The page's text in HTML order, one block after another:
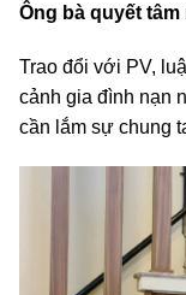
Ông bà quyết
Trao đổi với PV,
cảnh gia đình nạn
cần lắm sự chung